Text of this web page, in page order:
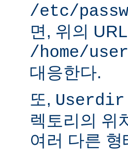
/etc/
면, 위의
/home/
대응한다.
또, Userdir
렉토리의 위
여러 다른